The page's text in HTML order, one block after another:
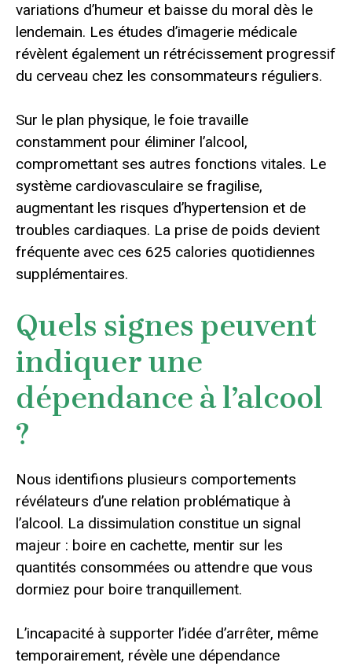
variations d’humeur et baisse du moral dès le
lendemain. Les études d’imagerie médicale
révèlent également un rétrécissement progressif
du cerveau chez les consommateurs réguliers.
Sur le plan physique, le foie travaille
constamment pour éliminer l’alcool,
compromettant ses autres fonctions vitales. Le
système cardiovasculaire se fragilise,
augmentant les risques d’hypertension et de
troubles cardiaques. La prise de poids devient
fréquente avec ces 625 calories quotidiennes
supplémentaires.
Quels signes peuvent
indiquer une
dépendance à l’alcool
?
Nous identifions plusieurs comportements
révélateurs d’une relation problématique à
l’alcool. La dissimulation constitue un signal
majeur : boire en cachette, mentir sur les
quantités consommées ou attendre que vous
dormiez pour boire tranquillement.
L’incapacité à supporter l’idée d’arrêter, même
temporairement, révèle une dépendance